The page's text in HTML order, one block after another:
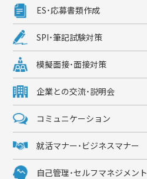
ES・応募書類作成
SPI・筆記試験対策
模擬面接・面接対策
企業との交流・説明会
コミュニケーション
就活マナー・ビジネスマナー
自己管理・セルフマネジメント